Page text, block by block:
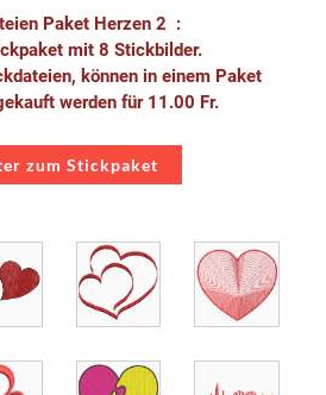
Paket Herzen 2 :
mit 8 Stickbilder.
können in einem Paket
werden für 11.00 Fr.
zum ​Stickpaket